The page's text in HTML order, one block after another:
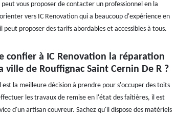
vous proposer de contacter un professionnel en la
vers IC Renovation qui a beaucoup d'expérience en
proposer des tarifs abordables et accessibles à tous.
confier à IC Renovation la réparation
ville de Rouffignac Saint Cernin De R ?
est la meilleure décision à prendre pour s'occuper des toits
les travaux de remise en l'état des faîtières, il est
d'un artisan couvreur. Sachez qu'il dispose des matériels